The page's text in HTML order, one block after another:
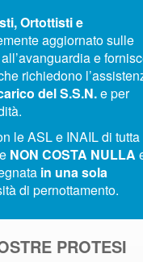
Ortottisti e
aggiornato sulle
e f
richiedono
del S.S.N.e per
le ASL e INAIL di tutta
NON COSTA NULLA
in una sola
di pernottamento.
PROTESI